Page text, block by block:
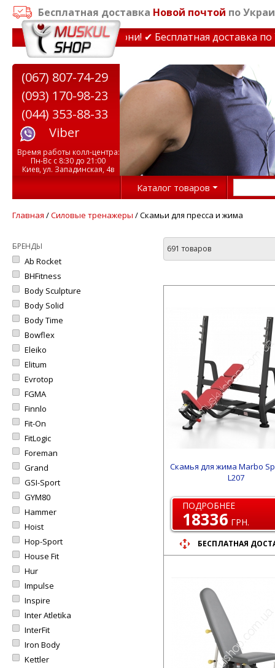
Бесплатная доставка Новой почтой по
до 15% Звони! ✔ Бесплатная доставка по
(067) 807-74-29
(093) 170-98-23
(044) 353-88-33
Viber
Время работы колл-центра:
Пн-Вс с 8:30 до 21:00
Киев, ул. Западинская, 4в
Каталог товаров
Главная /Силовые тренажеры / Скамьи для пресса и жима
БРЕНДЫ
Ab Rocket
BHFitness
Body Sculpture
Body Solid
Body Time
Bowflex
Eleiko
Elitum
Evrotop
FGMA
Finnlo
Fit-On
FitLogic
Foreman
Grand
GSI-Sport
GYM80
Hammer
Hoist
Hop-Sport
House Fit
Hur
Impulse
Inspire
Inter Atletika
InterFit
Iron Body
Kettler
691 товаров
Скамья для жима Marbo
L207
ПОДРОБНЕЕ
18336 ГРН.
БЕСПЛАТНАЯ